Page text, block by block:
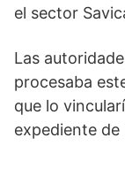
el sector
Las
procesaba
que lo
expediente de